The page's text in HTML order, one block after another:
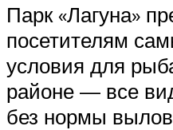
Парк «Лагуна»
посетителям
условия для
районе — все
без нормы